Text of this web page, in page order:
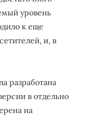
уровень
к еще
и, в
разработана
в отдельно
на